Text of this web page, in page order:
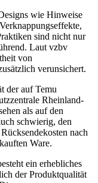
wie Hinweise
sind nicht nur
Laut vzbv
von
verunsichert.
der auf Temu
Rheinland-
als auf den
schwierig, den
nach
Ware.
ein erhebliches
der Produktqualität